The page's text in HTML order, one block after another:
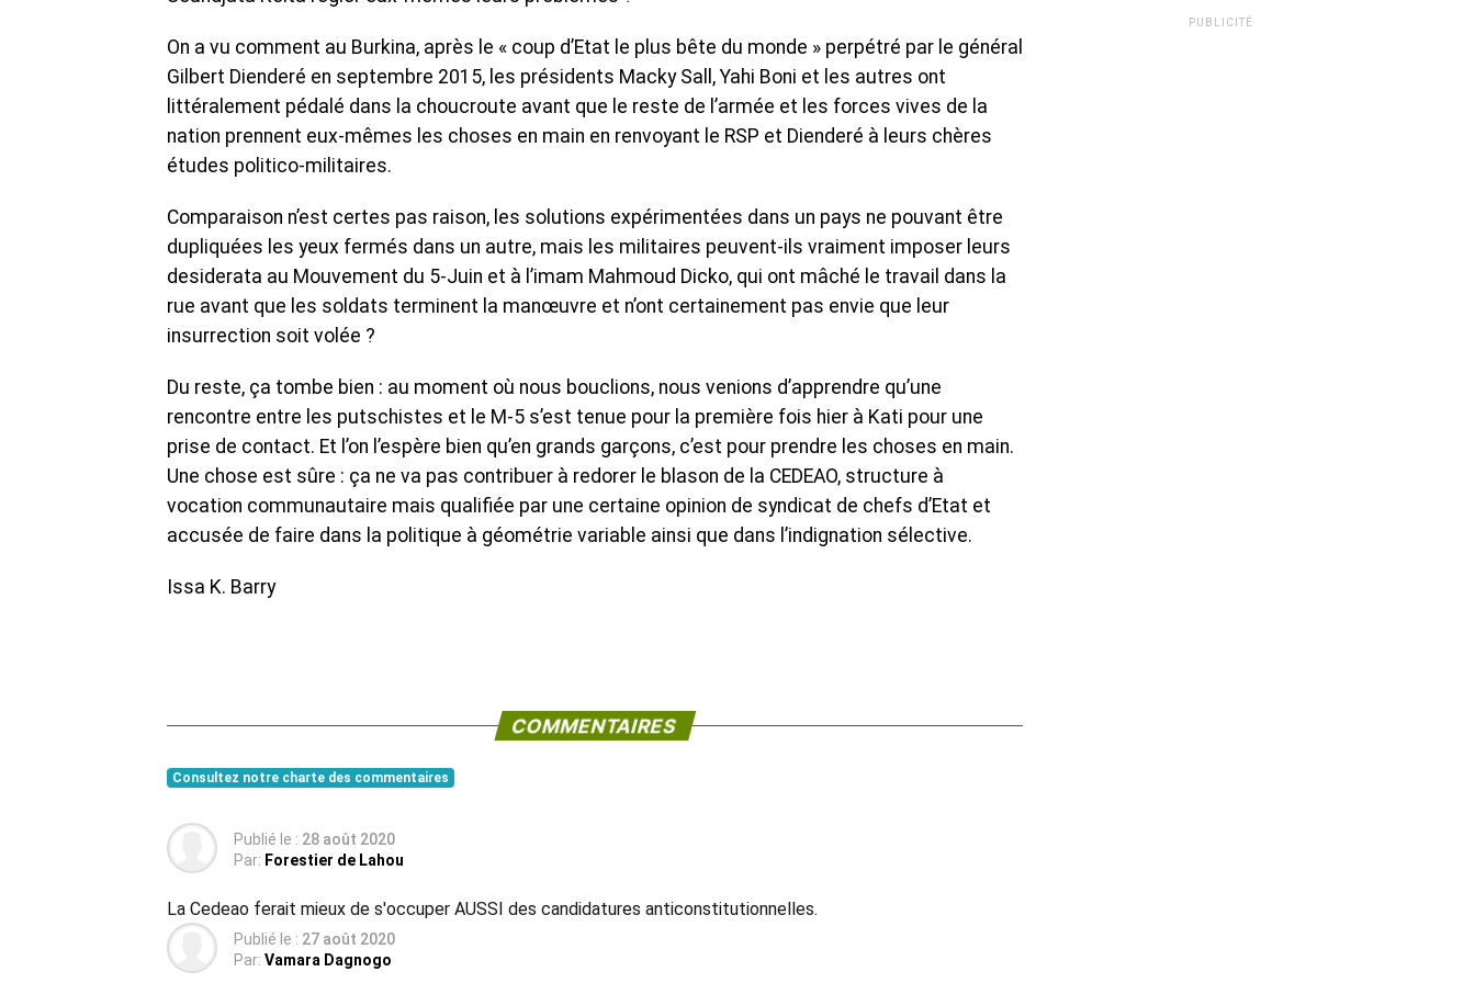
On a vu comment au Burkina, après le « coup d’Etat le plus bête du monde » perpétré par le général
Gilbert Dienderé en septembre 2015, les présidents Macky Sall, Yahi Boni et les autres ont
littéralement pédalé dans la choucroute avant que le reste de l’armée et les forces vives de la
nation prennent eux-mêmes les choses en main en renvoyant le RSP et Dienderé à leurs chères
études politico-militaires.
Comparaison n’est certes pas raison, les solutions expérimentées dans un pays ne pouvant être
dupliquées les yeux fermés dans un autre, mais les militaires peuvent-ils vraiment imposer leurs
desiderata au Mouvement du 5-Juin et à l’imam Mahmoud Dicko, qui ont mâché le travail dans la
rue avant que les soldats terminent la manœuvre et n’ont certainement pas envie que leur
insurrection soit volée ?
Du reste, ça tombe bien : au moment où nous bouclions, nous venions d’apprendre qu’une
rencontre entre les putschistes et le M-5 s’est tenue pour la première fois hier à Kati pour une
prise de contact. Et l’on l’espère bien qu’en grands garçons, c’est pour prendre les choses en main.
Une chose est sûre : ça ne va pas contribuer à redorer le blason de la CEDEAO, structure à
vocation communautaire mais qualifiée par une certaine opinion de syndicat de chefs d’Etat et
accusée de faire dans la politique à géométrie variable ainsi que dans l’indignation sélective.
Issa K. Barry
COMMENTAIRES
Consultez notre charte des commentaires
Publié le : 28 août 2020
Par: Forestier de Lahou
La Cedeao ferait mieux de s'occuper AUSSI des candidatures anticonstitutionnelles.
Publié le : 27 août 2020
Par: Vamara Dagnogo
PUBLICITÉ